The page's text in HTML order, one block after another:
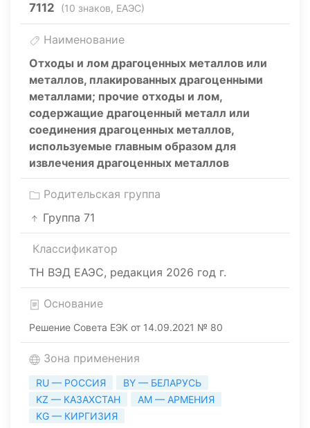
7112
(10 знаков, ЕАЭС)
Наименование
Отходы и лом драгоценных металлов или
металлов, плакированных драгоценными
металлами; прочие отходы и лом,
содержащие драгоценный металл или
соединения драгоценных металлов,
используемые главным образом для
извлечения драгоценных металлов
Родительская группа
Группа 71
Классификатор
ТН ВЭД ЕАЭС, редакция 2026 год г.
Основание
Решение Совета ЕЭК от 14.09.2021 № 80
Зона применения
RU — РОССИЯ
BY — БЕЛАРУСЬ
KZ — КАЗАХСТАН
AM — АРМЕНИЯ
KG — КИРГИЗИЯ